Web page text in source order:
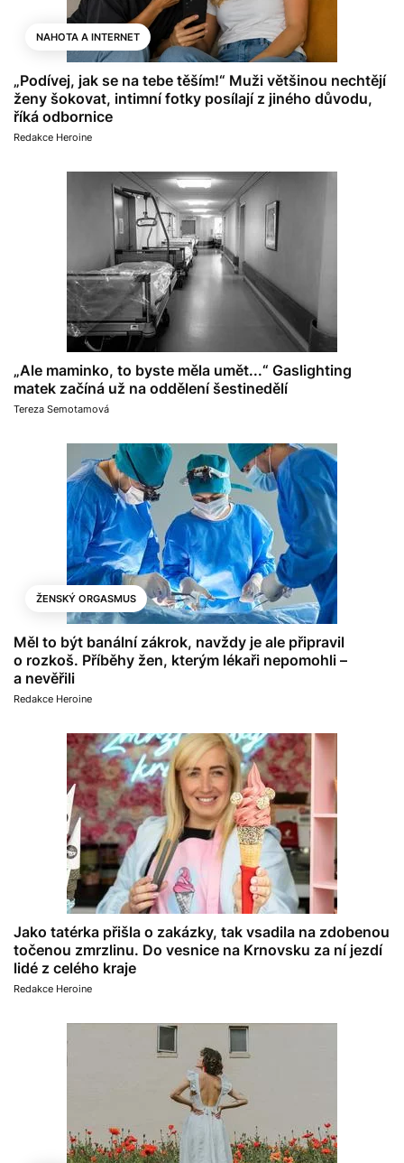
NAHOTA A INTERNET
„Podívej, jak se na tebe těším!“ Muži většinou nechtějí
ženy šokovat, intimní fotky posílají z jiného důvodu,
říká odbornice
Redakce Heroine
„Ale maminko, to byste měla umět...“ Gaslighting
matek začíná už na oddělení šestinedělí
Tereza Semotamová
ŽENSKÝ ORGASMUS
Měl to být banální zákrok, navždy je ale připravil
o rozkoš. Příběhy žen, kterým lékaři nepomohli –
a nevěřili
Redakce Heroine
Jako tatérka přišla o zakázky, tak vsadila na zdobenou
točenou zmrzlinu. Do vesnice na Krnovsku za ní jezdí
lidé z celého kraje
Redakce Heroine